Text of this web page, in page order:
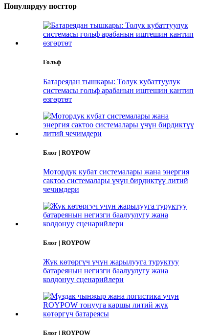
Популярдуу посттор
Гольф
Батареядан тышкары: Толук кубаттуулук
системасы гольф арабанын иштешин кантип
өзгөртөт
Блог | ROYPOW
Мотордук кубат системалары жана энергия
сактоо системалары үчүн бирдиктүү литий
чечимдери
Блог | ROYPOW
Жүк көтөргүч үчүн жарылууга туруктуу
батареянын негизги баалуулугу жана
колдонуу сценарийлери
Блог | ROYPOW